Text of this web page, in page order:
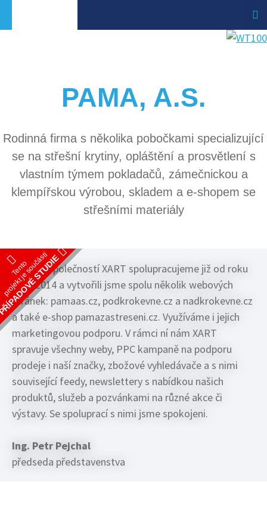
PAMA, A.S.
Rodinná firma s několika pobočkami specializující
se na střešní krytiny, opláštění a prosvětlení s
vlastním týmem pokladačů, zámečnickou a
klempířskou výrobou, skladem a e-shopem se
střešními materiály
Se společností XART spolupracujeme již od roku
2014 a vytvořili jsme spolu několik webových
stránek: pamaas.cz, podkrokevne.cz a nadkrokevne.cz
a také e-shop pamazastreseni.cz. Využíváme i jejich
marketingovou podporu. V rámci ní nám XART
spravuje všechny weby, PPC kampaně na podporu
prodeje i naší značky, zbožové vyhledávače a s nimi
související feedy, newslettery s nabídkou našich
produktů, služeb a pozvánkami na různé akce či
výstavy. Se spoluprací s nimi jsme spokojeni.
Ing. Petr Pejchal
předseda představenstva
Tento
projekt je součástíSTUDIE